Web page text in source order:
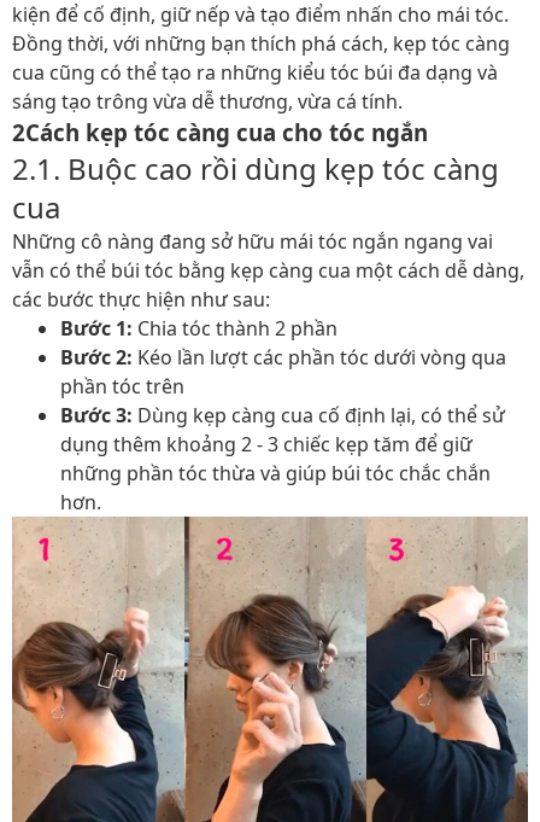
kiện để cố định, giữ nếp và tạo điểm nhấn cho mái tóc.
Đồng thời, với những bạn thích phá cách, kẹp tóc càng
cua cũng có thể tạo ra những kiểu tóc búi đa dạng và
sáng tạo trông vừa dễ thương, vừa cá tính.
2Cách kẹp tóc càng cua cho tóc ngắn
2.1. Buộc cao rồi dùng kẹp tóc càng
cua
Những cô nàng đang sở hữu mái tóc ngắn ngang vai
vẫn có thể búi tóc bằng kẹp càng cua một cách dễ dàng,
các bước thực hiện như sau:
Bước 1: Chia tóc thành 2 phần
Bước 2: Kéo lần lượt các phần tóc dưới vòng qua
phần tóc trên
Bước 3: Dùng kẹp càng cua cố định lại, có thể sử
dụng thêm khoảng 2 - 3 chiếc kẹp tăm để giữ
những phần tóc thừa và giúp búi tóc chắc chắn
hơn.